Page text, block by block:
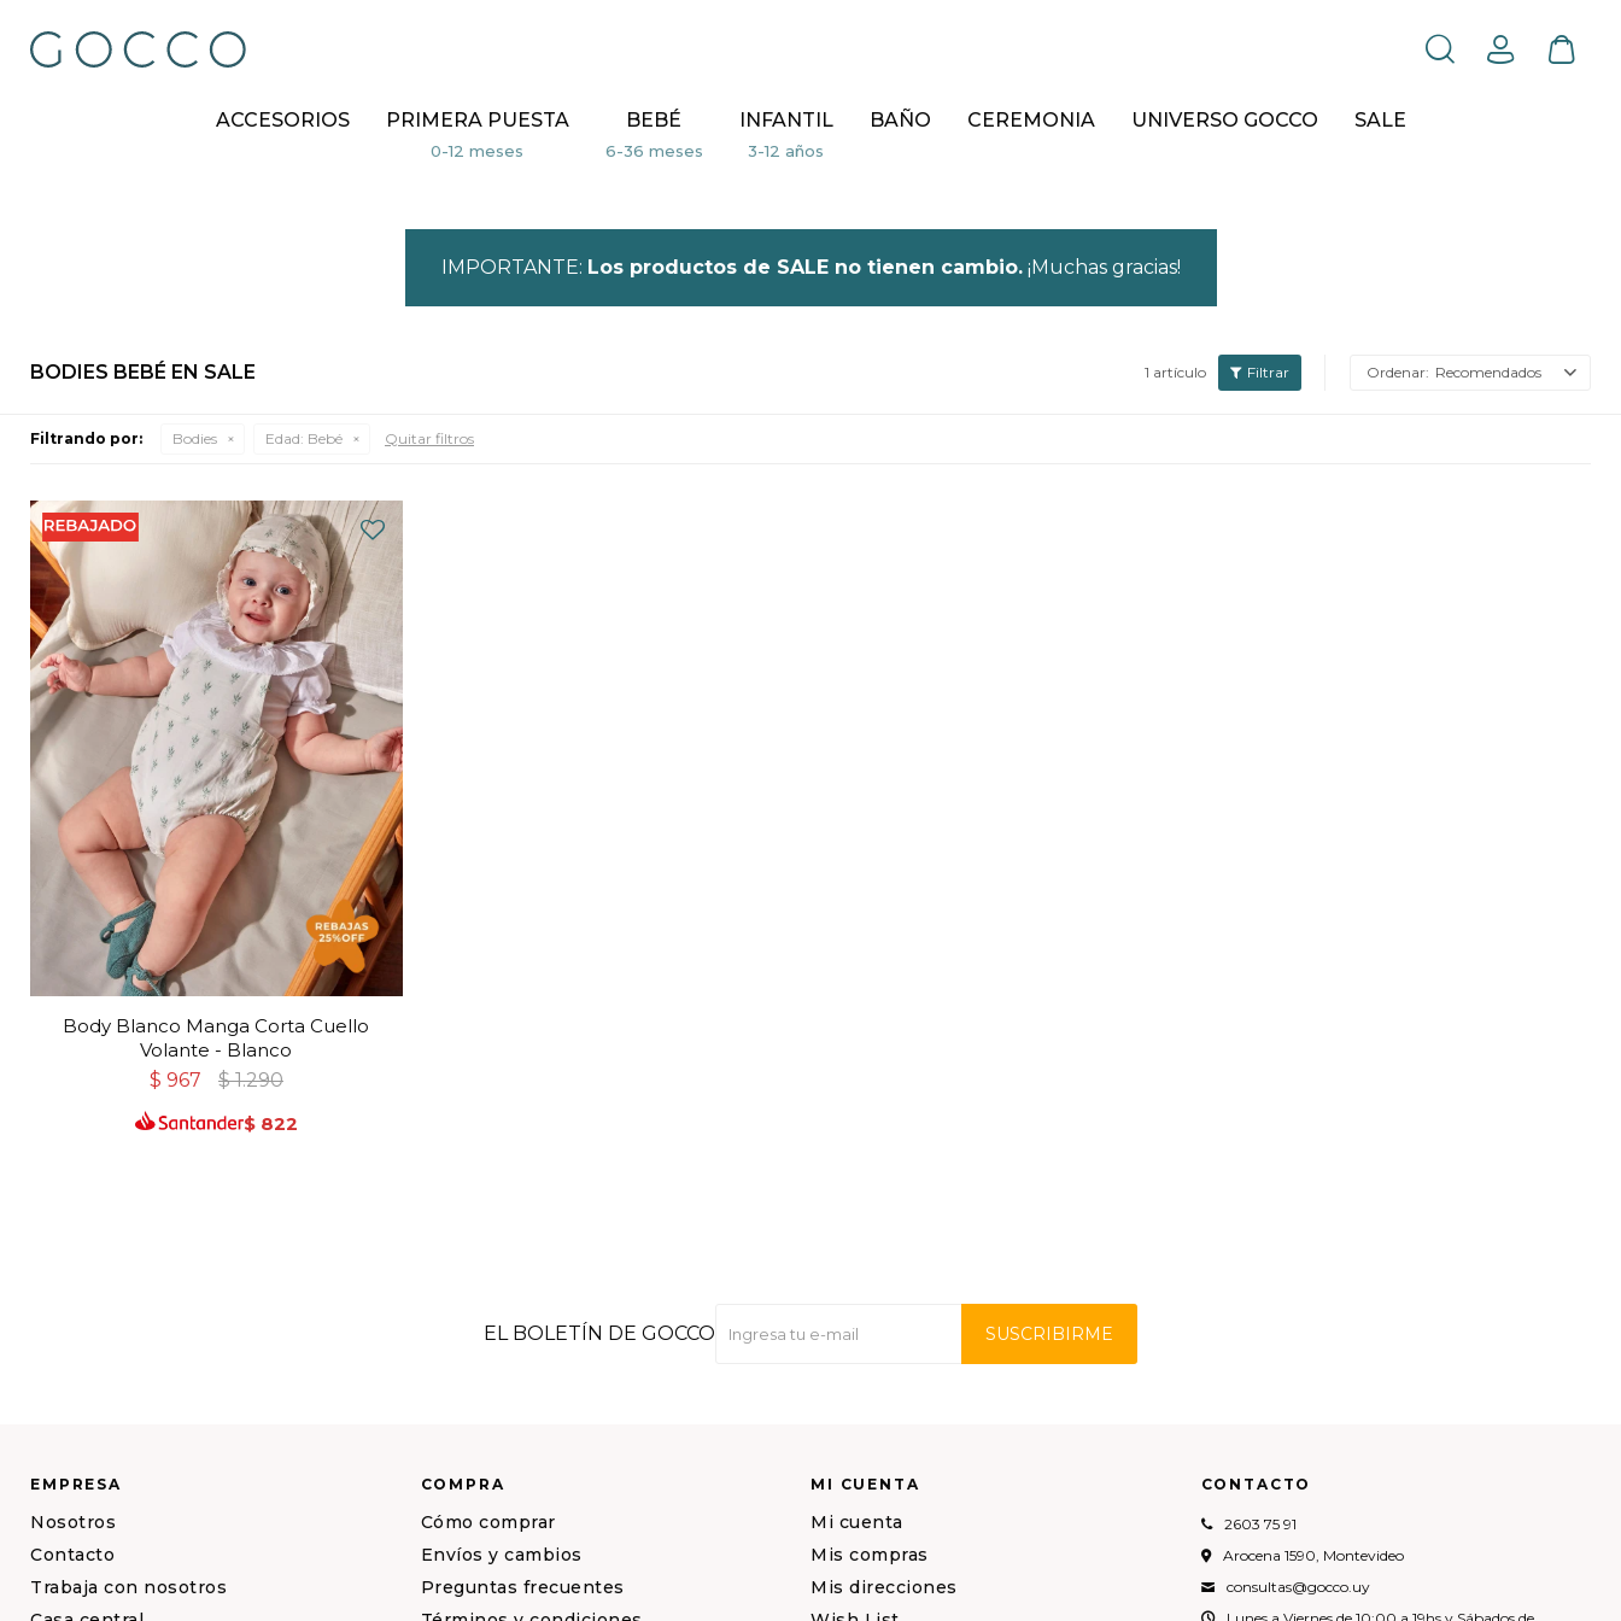
ACCESORIOS PRIMERA PUESTA BEBÉ INFANTIL BAÑO CEREMONIA UNIVERSO GOCCO SALE
IMPORTANTE: Los productos de SALE no tienen cambio.¡Muchas gracias!
BODIES BEBÉ EN SALE 1 artículo Recomendados
Filtrando por: Bodies Edad: Bebé Quitar filtros
Body Blanco Manga Corta Cuello
Volante - Blanco
$ 967 $ 1.290
$ 822
CONTACTO
2603 75 91
Arocena 1590, Montevideo
consultas@gocco.uy
EMPRESA
Nosotros
Contacto
Trabaja con nosotros
COMPRA
Cómo comprar
Envíos y cambios
Preguntas frecuentes
MI CUENTA
Mi cuenta
Mis compras
Mis direcciones
EL BOLETÍN DE GOCCO SUSCRIBIRME